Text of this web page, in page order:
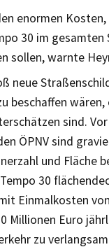
enormen
30 im
sollen, warnte
neue
beschaffen
sind.
ÖPNV sind
und Fläche
30
Einmalkosten
Millionen Euro
zu